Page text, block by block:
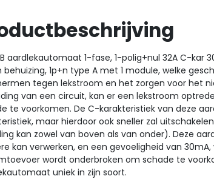
aardlekautomaat 1-fase, 1-polig+nul 32A C-
behuizing, 1p+n type A met 1 module, welke
tegen lekstroom en het zorgen voor het
van een circuit, kan er een lekstroom
te voorkomen. De C-karakteristiek van deze
maar hierdoor ook sneller zal
kan zowel van boven als van onder). Deze
kan verwerken, en een gevoeligheid van
wordt onderbroken om schade te
uniek in zijn soort.